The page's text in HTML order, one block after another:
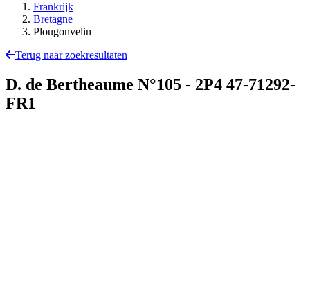
Frankrijk
Bretagne
Plougonvelin
Terug naar zoekresultaten
D. de Bertheaume N°105 - 2P4 47-71292-
FR1